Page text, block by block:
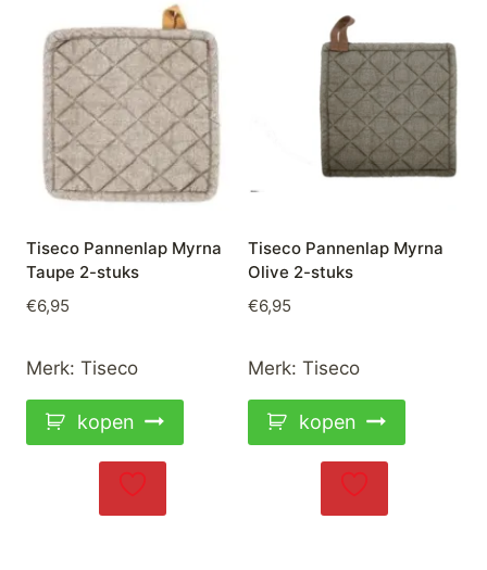
Tiseco Pannenlap Myrna
Taupe 2-stuks
€6,95
Merk: Tiseco
kopen
Tiseco Pannenlap Myrna
Olive 2-stuks
€6,95
Merk: Tiseco
kopen